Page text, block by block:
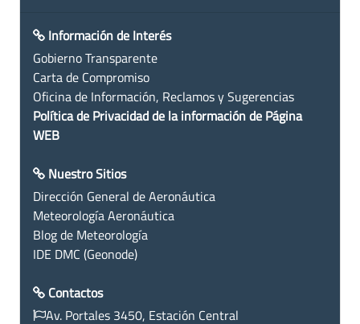
Información de Interés
Gobierno Transparente
Carta de Compromiso
Oficina de Información, Reclamos y Sugerencias
Política de Privacidad de la información de Página
WEB
Nuestro Sitios
Dirección General de Aeronáutica
Meteorología Aeronáutica
Blog de Meteorología
IDE DMC (Geonode)
Contactos
Av. Portales 3450, Estación Central